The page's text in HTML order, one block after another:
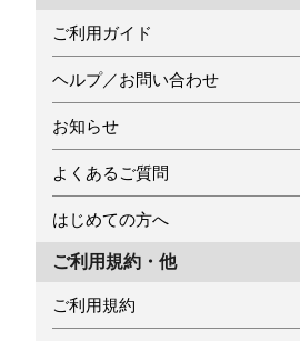
ご利用ガイド
ヘルプ／お問い合わせ
お知らせ
よくあるご質問
はじめての方へ
ご利用規約・他
ご利用規約